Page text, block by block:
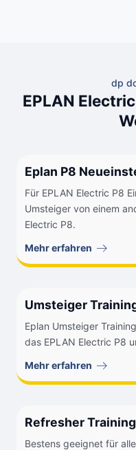
dp
EPLAN
Eplan P8
Für EPLAN Electric P8
Umsteiger von einem
Electric P8.
Mehr erfahren
Umsteiger
Eplan Umsteiger
das EPLAN Electric P8
Mehr erfahren
Refresher Training
Bestens geeignet für